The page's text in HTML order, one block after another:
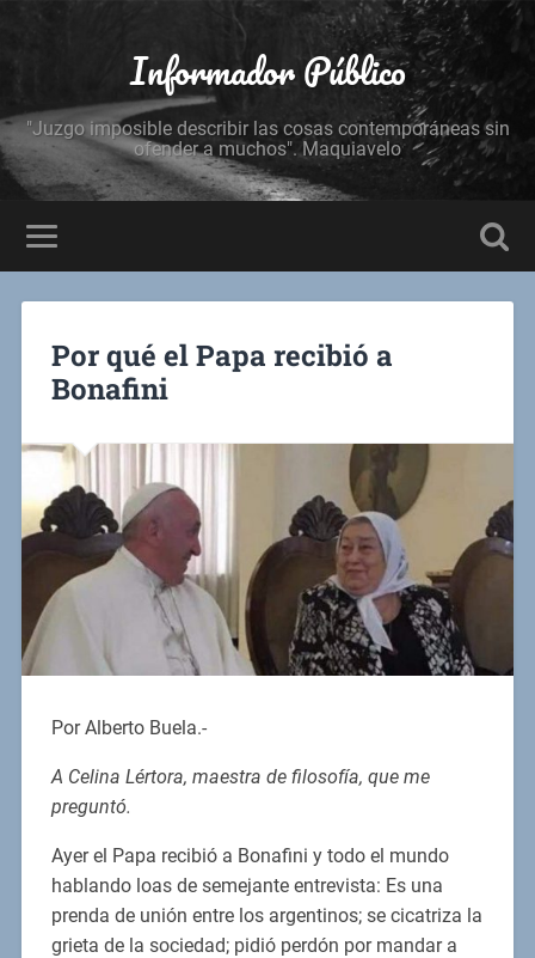
Informador Público
"Juzgo imposible describir las cosas contemporáneas sin
ofender a muchos". Maquiavelo
Por qué el Papa recibió a
Bonafini
Por Alberto Buela.-
A Celina Lértora, maestra de filosofía, que me
preguntó.
Ayer el Papa recibió a Bonafini y todo el mundo
hablando loas de semejante entrevista: Es una
prenda de unión entre los argentinos; se cicatriza la
grieta de la sociedad; pidió perdón por mandar a